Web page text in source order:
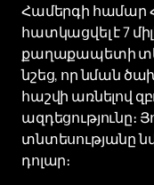
Համերգի համար
հատկացվել է 7
քաղաքապետի
նշեց, որ նման
հաշվի առնելով
ազդեցությունը։
տնտեսությանը
դոլար։